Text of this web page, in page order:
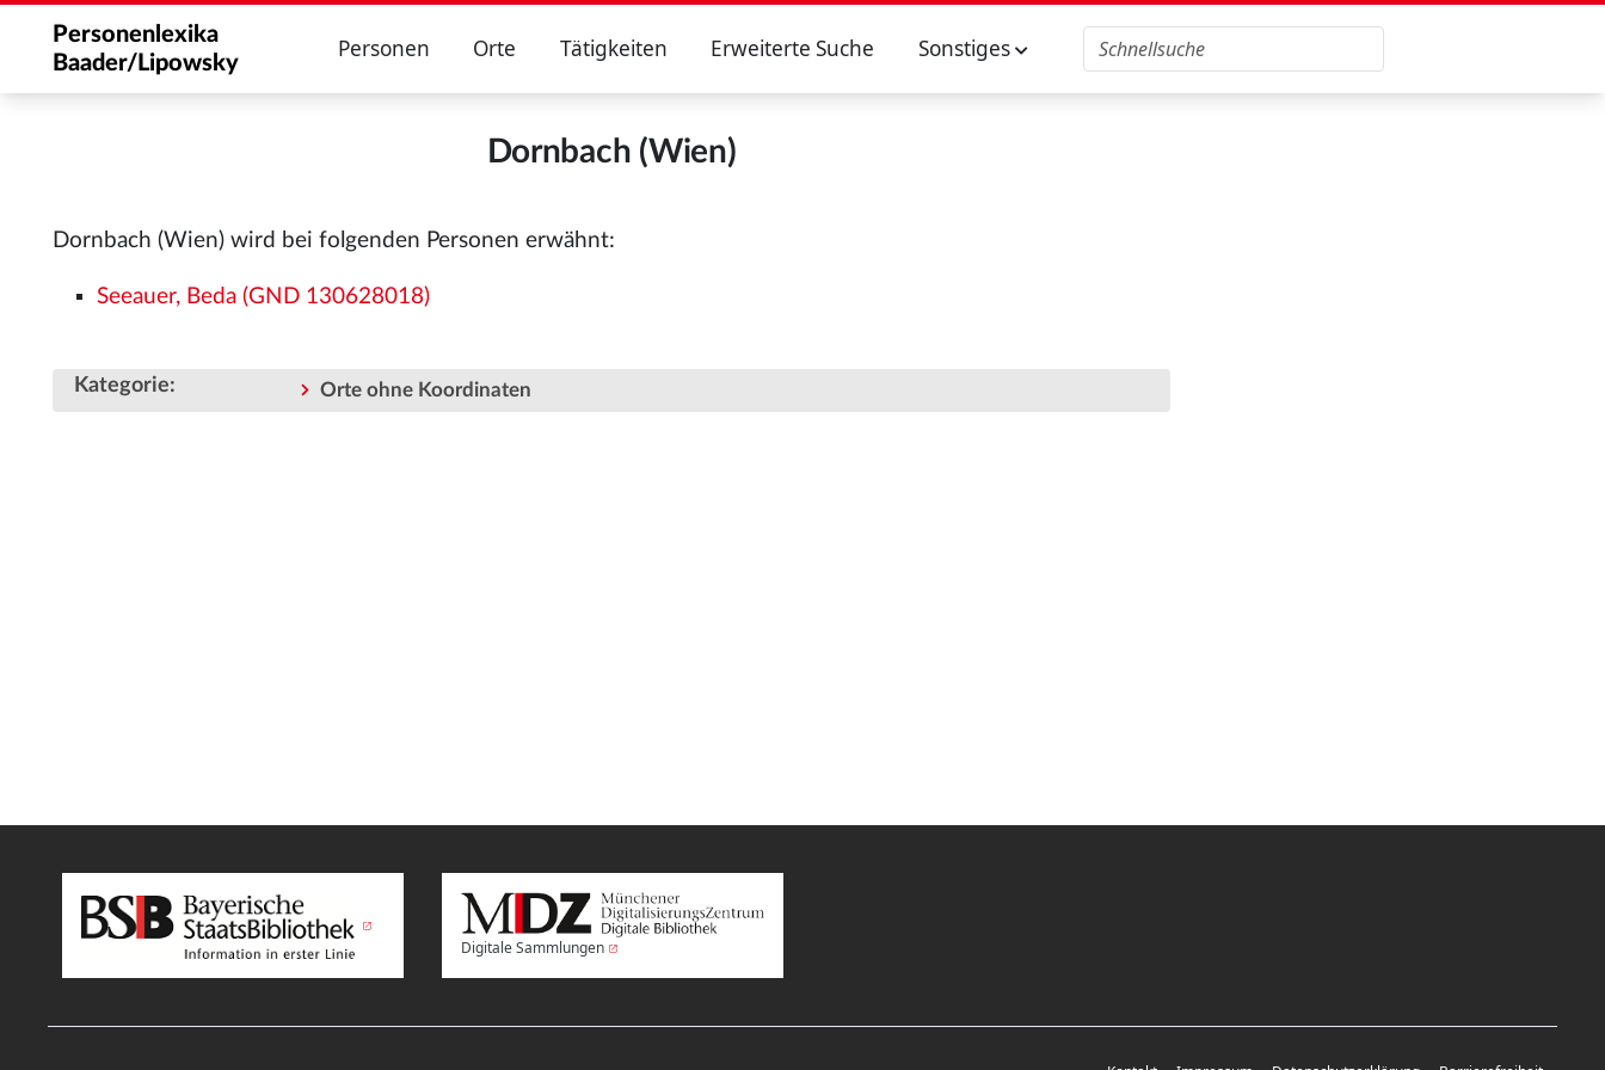
Personenlexika
Baader/Lipowsky
Personen Orte Tätigkeiten Erweiterte Suche Sonstiges
Dornbach (Wien)
Dornbach (Wien) wird bei folgenden Personen erwähnt:
Seeauer, Beda (GND 130628018)
Kategorie: Orte ohne Koordinaten
Digitale Sammlungen